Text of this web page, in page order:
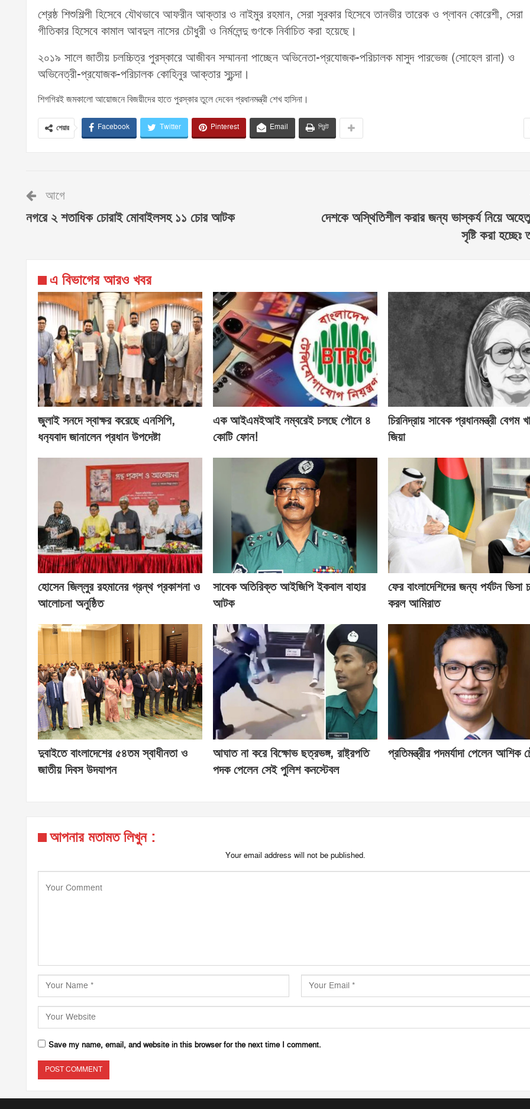
শ্রেষ্ঠ শিশুশিল্পী হিসেবে যৌথভাবে আফরীন আক্তার ও নাইমুর রহমান, সেরা সুরকার হিসেবে তানভীর তারেক ও প্লাবন কোরেশী, সেরা
গীতিকার হিসেবে কামাল আবদুল নাসের চৌধুরী ও নির্মলেন্দু গুণকে নির্বাচিত করা হয়েছে।
২০১৯ সালে জাতীয় চলচ্চিত্র পুরস্কারে আজীবন সম্মাননা পাচ্ছেন অভিনেতা-প্রযোজক-পরিচালক মাসুদ পারভেজ (সোহেল রানা) ও
অভিনেত্রী-প্রযোজক-পরিচালক কোহিনুর আক্তার সুচন্দা।
শিগগিরই জমকালো আয়োজনে বিজয়ীদের হাতে পুরস্কার তুলে দেবেন প্রধানমন্ত্রী শেখ হাসিনা।
শেয়ার Facebook Twitter Pinterest Email প্রিন্ট
আগে
নগরে ২ শতাধিক চোরাই মোবাইলসহ ১১ চোর আটক
দেশকে অস্থিতিশীল করার জন্য ভাস্কর্য নিয়ে
সৃষ্টি করা হচ্ছেঃ
এ বিভাগের আরও খবর
জুলাই সনদে স্বাক্ষর করেছে এনসিপি,
ধন‍্যবাদ জানালেন প্রধান উপদেষ্টা
এক আইএমইআই নম্বরেই চলছে পৌনে ৪
কোটি ফোন!
চিরনিদ্রায় সাবেক প্রধানমন্ত্রী বেগম
জিয়া
হোসেন জিল্লুর রহমানের গ্রন্থ প্রকাশনা ও
আলোচনা অনুষ্ঠিত
সাবেক অতিরিক্ত আইজিপি ইকবাল বাহার
আটক
ফের বাংলাদেশিদের জন্য পর্যটন ভিসা
করল আমিরাত
দুবাইতে বাংলাদেশের ৫৪তম স্বাধীনতা ও
জাতীয় দিবস উদযাপন
আঘাত না করে বিক্ষোভ ছত্রভঙ্গ, রাষ্ট্রপতি
পদক পেলেন সেই পুলিশ কনস্টেবল
প্রতিমন্ত্রীর পদমর্যাদা পেলেন আশিক
আপনার মতামত লিখুন :
Your email address will not be published.
Save my name, email, and website in this browser for the next time I comment.